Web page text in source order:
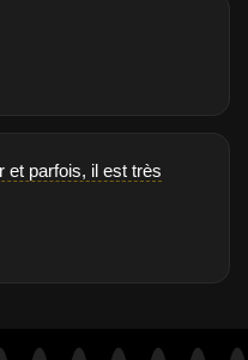
et parfois, il est très